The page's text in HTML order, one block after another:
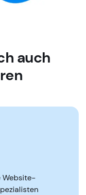
auch
Website-